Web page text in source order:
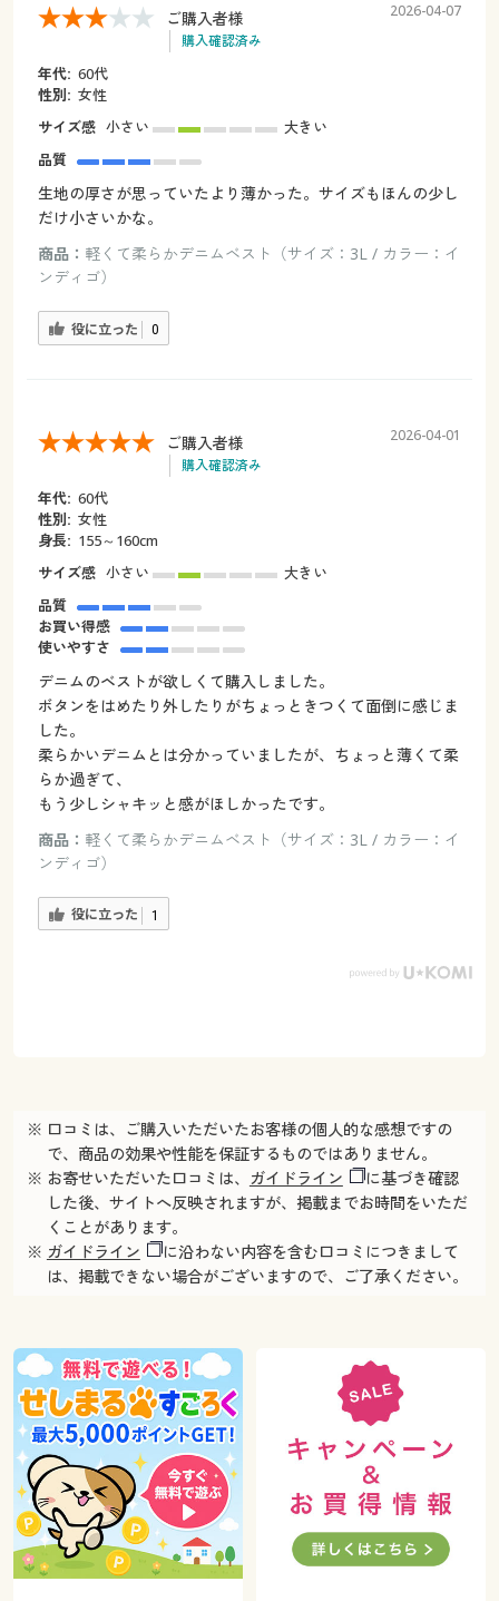
ご購入者様
購入確認済み
2026-04-07
年代: 60代
性別: 女性
サイズ感 小さい
大きい
品質
生地の厚さが思っていたより薄かった。サイズもほんの少し
だけ小さいかな。
商品： 軽くて柔らかデニムベスト（サイズ：3L / カラー：イ
ンディゴ）
役に立った 0
ご購入者様
購入確認済み
2026-04-01
年代: 60代
性別: 女性
身長: 155～160cm
サイズ感 小さい
大きい
品質
お買い得感
使いやすさ
デニムのベストが欲しくて購入しました。
ボタンをはめたり外したりがちょっときつくて面倒に感じま
した。
柔らかいデニムとは分かっていましたが、ちょっと薄くて柔
らか過ぎて、
もう少しシャキッと感がほしかったです。
商品： 軽くて柔らかデニムベスト（サイズ：3L / カラー：イ
ンディゴ）
役に立った 1
※ 口コミは、ご購入いただいたお客様の個人的な感想ですの
で、商品の効果や性能を保証するものではありません。
※ お寄せいただいた口コミは、
ガイドライン
に基づき確認
した後、サイトへ反映されますが、掲載までお時間をいただ
くことがあります。
※ ガイドライン
に沿わない内容を含む口コミにつきまして
は、掲載できない場合がございますので、ご了承ください。